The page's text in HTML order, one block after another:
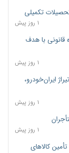
تکمیلی
۱ روز پیش
قانونی با هدف
۱ روز پیش
شد؛ افت ۲۵ درصدی تیراژ ایران‌خودرو،
۱ روز پیش
۱ روز پیش
کالاهای